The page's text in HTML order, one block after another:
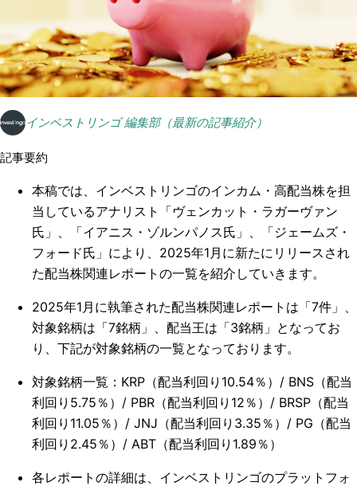
インベストリンゴ 編集部（最新の記事紹介）
記事要約
本稿では、インベストリンゴのインカム・高配当株を担
当しているアナリスト「ヴェンカット・ラガーヴァン
氏」、「イアニス・ゾルンパノス氏」、「ジェームズ・
フォード氏」により、2025年1月に新たにリリースされ
た配当株関連レポートの一覧を紹介していきます。
2025年1月に執筆された配当株関連レポートは「7件」、
対象銘柄は「7銘柄」、配当王は「3銘柄」となってお
り、下記が対象銘柄の一覧となっております。
対象銘柄一覧：KRP（配当利回り10.54％）/ BNS（配当
利回り5.75％）/ PBR（配当利回り12％）/ BRSP（配当
利回り11.05％）/ JNJ（配当利回り3.35％）/ PG（配当
利回り2.45％）/ ABT（配当利回り1.89％）
各レポートの詳細は、インベストリンゴのプラットフォ